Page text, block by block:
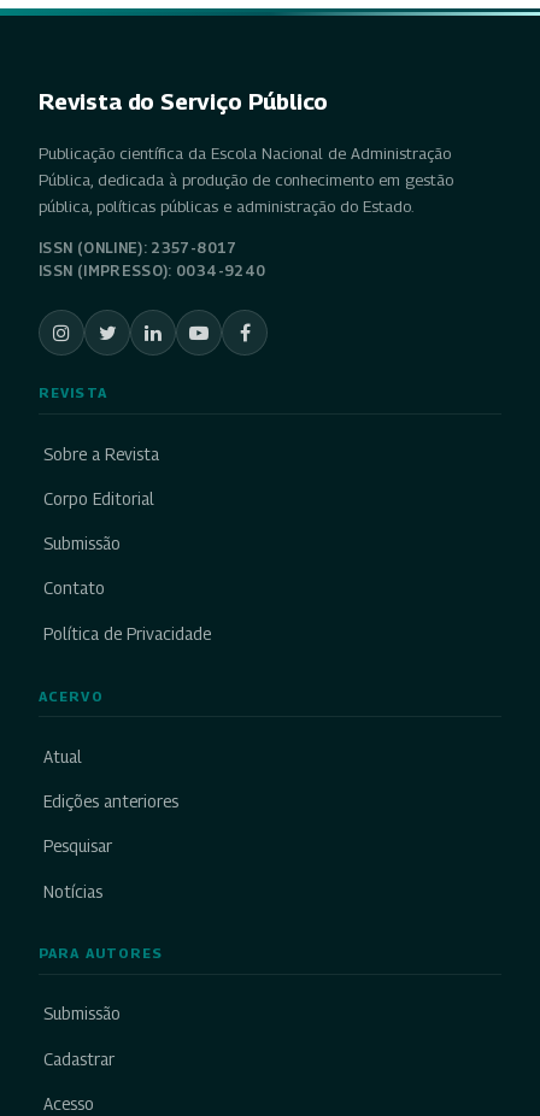
Revista do Serviço Público
Publicação científica da Escola Nacional de Administração
Pública, dedicada à produção de conhecimento em gestão
pública, políticas públicas e administração do Estado.
ISSN (ONLINE): 2357-8017
ISSN (IMPRESSO): 0034-9240
REVISTA
Sobre a Revista
Corpo Editorial
Submissão
Contato
Política de Privacidade
ACERVO
Atual
Edições anteriores
Pesquisar
Notícias
PARA AUTORES
Submissão
Cadastrar
Acesso